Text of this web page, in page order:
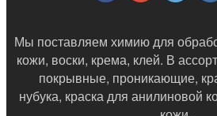
Мы поставляем химию для
кожи, воски, крема, клей. В
покрывные, проникающие,
нубука, краска для анилиновой